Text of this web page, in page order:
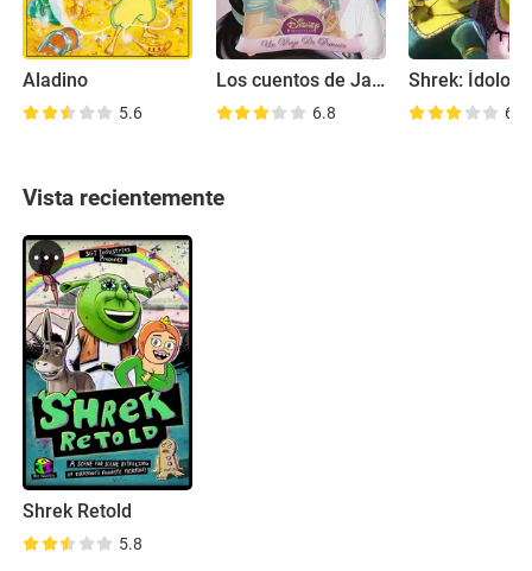
Aladino
5.6
Los cuentos de Jasmine: Un viaje de princesa
6.8 6.2
Vista recientemente
Shrek Retold
5.8